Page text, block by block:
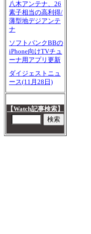
八木アンテナ、26
素子相当の高利得/
薄型地デジアンテ
ナ
ソフトバンクBBの
iPhone向けTVチュ
ーナ用アプリ更新
ダイジェストニュ
ース(11月28日)
【Watch記事検索】